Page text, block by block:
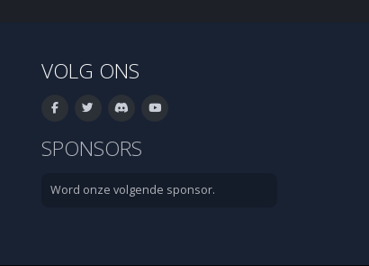
VOLG ONS
SPONSORS
Word onze volgende sponsor.